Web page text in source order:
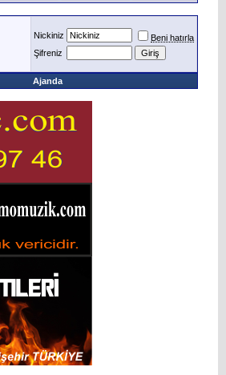
Nickiniz
Beni hatırla
Şifreniz
Ajanda